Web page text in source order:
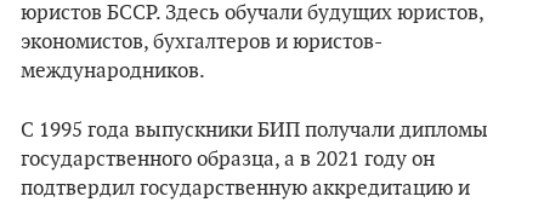
юристов БССР. Здесь обучали будущих юристов,
экономистов, бухгалтеров и юристов-
международников.
С 1995 года выпускники БИП получали дипломы
государственного образца, а в 2021 году он
подтвердил государственную аккредитацию и